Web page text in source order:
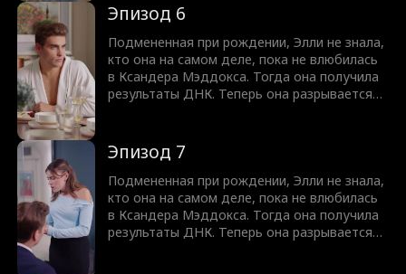
его, или скрывать правду от любимого
человека.
Эпизод 6
Подмененная при рождении, Элли не знала,
кто она на самом деле, пока не влюбилась
в Ксандера Мэддокса. Тогда она получила
результаты ДНК. Теперь она разрывается
его, или скрывать правду от любимого
человека.
Эпизод 7
Подмененная при рождении, Элли не знала,
кто она на самом деле, пока не влюбилась
в Ксандера Мэддокса. Тогда она получила
результаты ДНК. Теперь она разрывается